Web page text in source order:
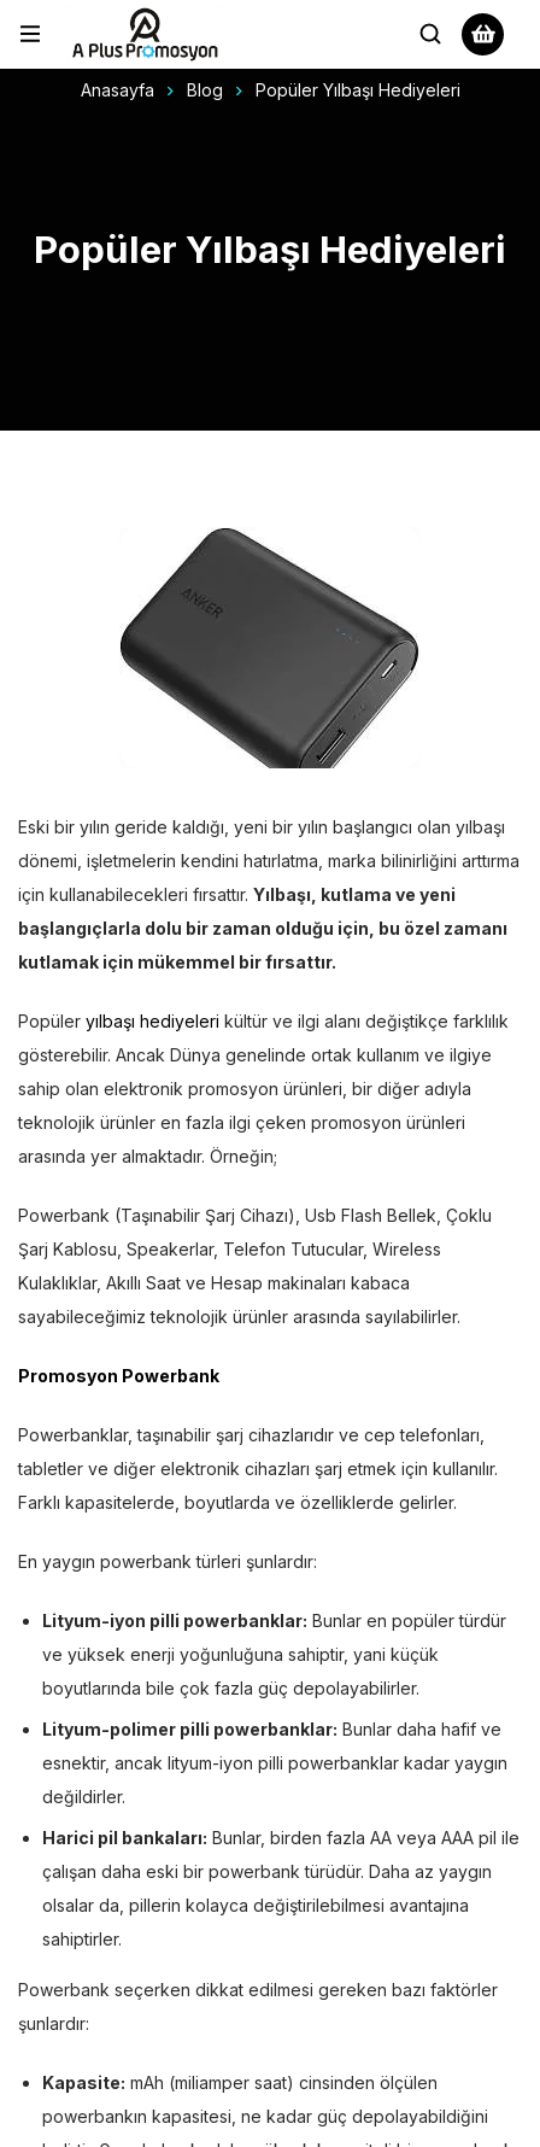
Anasayfa Blog Popüler Yılbaşı Hediyeleri
Popüler Yılbaşı Hediyeleri
Eski bir yılın geride kaldığı, yeni bir yılın başlangıcı olan yılbaşı
dönemi, işletmelerin kendini hatırlatma, marka bilinirliğini arttırma
için kullanabilecekleri fırsattır. Yılbaşı, kutlama ve yeni
başlangıçlarla dolu bir zaman olduğu için, bu özel zamanı
kutlamak için mükemmel bir fırsattır.
Popüler yılbaşı hediyeleri kültür ve ilgi alanı değiştikçe farklılık
gösterebilir. Ancak Dünya genelinde ortak kullanım ve ilgiye
sahip olan elektronik promosyon ürünleri, bir diğer adıyla
teknolojik ürünler en fazla ilgi çeken promosyon ürünleri
arasında yer almaktadır. Örneğin;
Powerbank (Taşınabilir Şarj Cihazı), Usb Flash Bellek, Çoklu
Şarj Kablosu, Speakerlar, Telefon Tutucular, Wireless
Kulaklıklar, Akıllı Saat ve Hesap makinaları kabaca
sayabileceğimiz teknolojik ürünler arasında sayılabilirler.
Promosyon Powerbank
Powerbanklar, taşınabilir şarj cihazlarıdır ve cep telefonları,
tabletler ve diğer elektronik cihazları şarj etmek için kullanılır.
Farklı kapasitelerde, boyutlarda ve özelliklerde gelirler.
En yaygın powerbank türleri şunlardır:
Lityum-iyon pilli powerbanklar: Bunlar en popüler türdür
ve yüksek enerji yoğunluğuna sahiptir, yani küçük
boyutlarında bile çok fazla güç depolayabilirler.
Lityum-polimer pilli powerbanklar: Bunlar daha hafif ve
esnektir, ancak lityum-iyon pilli powerbanklar kadar yaygın
değildirler.
Harici pil bankaları: Bunlar, birden fazla AA veya AAA pil ile
çalışan daha eski bir powerbank türüdür. Daha az yaygın
olsalar da, pillerin kolayca değiştirilebilmesi avantajına
sahiptirler.
Powerbank seçerken dikkat edilmesi gereken bazı faktörler
şunlardır:
Kapasite: mAh (miliamper saat) cinsinden ölçülen
powerbankın kapasitesi, ne kadar güç depolayabildiğini